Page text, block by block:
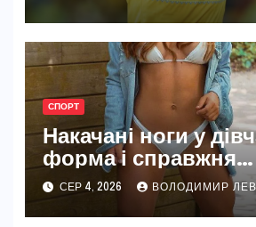
СПОРТ
Накачані ноги у
форма і справжня
жіночність
СЕР 4, 2026 ВОЛОДИМИР